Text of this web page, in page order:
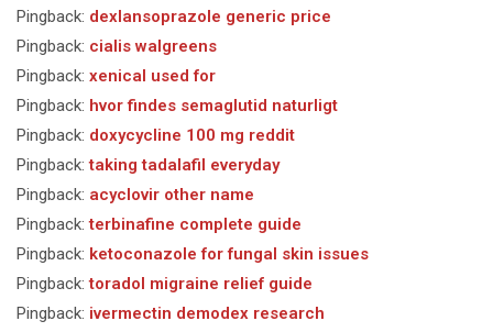
Pingback: dexlansoprazole generic price
Pingback: cialis walgreens
Pingback: xenical used for
Pingback: hvor findes semaglutid naturligt
Pingback: doxycycline 100 mg reddit
Pingback:taking tadalafil everyday
Pingback: acyclovir other name
Pingback:terbinafine complete guide
Pingback: ketoconazole for fungal skin issues
Pingback:toradol migraine relief guide
Pingback: ivermectin demodex research